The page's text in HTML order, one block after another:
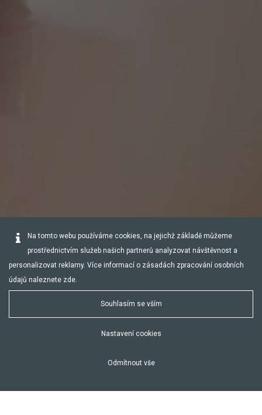
Na tomto webu používáme cookies, na jejichž základě můžeme
prostřednictvím služeb našich partnerů analyzovat návštěvnost a
personalizovat reklamy. Více informací o zásadách zpracování osobních
údajů naleznete zde.
Souhlasím se vším
Nastavení cookies
Odmítnout vše